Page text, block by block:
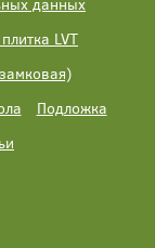
LVT
Подложка